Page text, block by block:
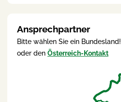
Ansprechpartner
Bitte wählen Sie ein Bundesland!
oder den Österreich-Kontakt